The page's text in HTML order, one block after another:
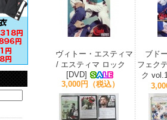
ヴィトー・エスティマ
/ エスティマ ロック
[DVD]
3,000円（税込）
ブド
フェク
ク